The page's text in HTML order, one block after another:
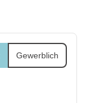
Gewerblich